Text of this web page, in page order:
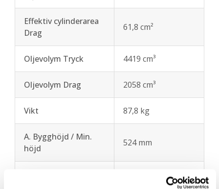
Effektiv cylinderarea
Drag
61,8 cm²
Oljevolym Tryck 4419 cm³
Oljevolym Drag 2058 cm³
Vikt 87,8 kg
A. Bygghöjd / Min.
höjd
524 mm